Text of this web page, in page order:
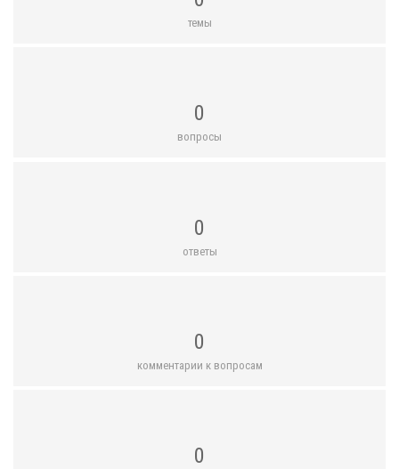
темы
0
вопросы
0
ответы
0
комментарии к вопросам
0